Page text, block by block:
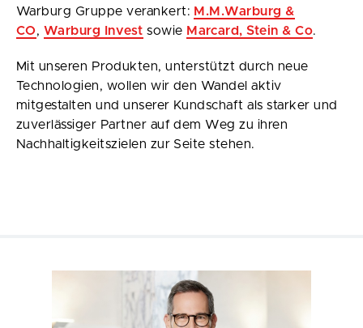
Warburg Gruppe verankert: M.M.Warburg &
CO, Warburg Invest sowie Marcard, Stein & Co.
Mit unseren Produkten, unterstützt durch neue
Technologien, wollen wir den Wandel aktiv
mitgestalten und unserer Kundschaft als starker und
zuverlässiger Partner auf dem Weg zu ihren
Nachhaltigkeitszielen zur Seite stehen.